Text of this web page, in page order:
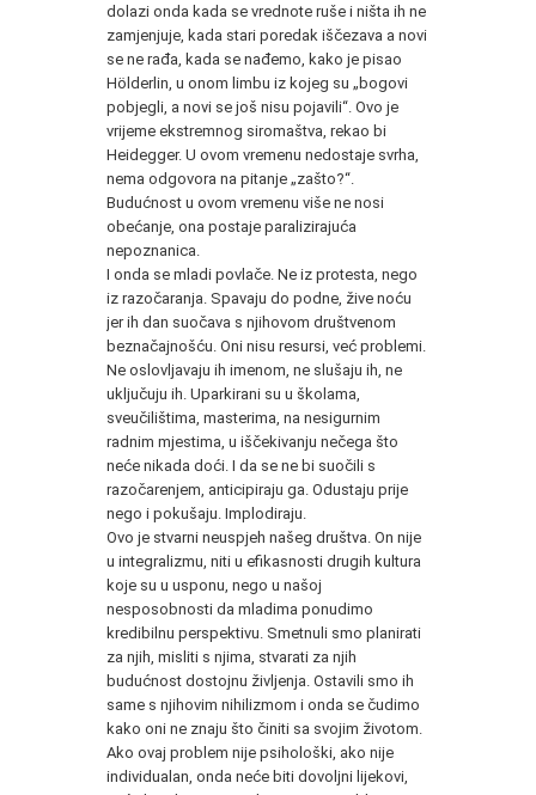
dolazi onda kada se vrednote ruše i ništa ih ne
zamjenjuje, kada stari poredak iščezava a novi
se ne rađa, kada se nađemo, kako je pisao
Hölderlin, u onom limbu iz kojeg su „bogovi
pobjegli, a novi se još nisu pojavili“. Ovo je
vrijeme ekstremnog siromaštva, rekao bi
Heidegger. U ovom vremenu nedostaje svrha,
nema odgovora na pitanje „zašto?“.
Budućnost u ovom vremenu više ne nosi
obećanje, ona postaje paralizirajuća
nepoznanica.
I onda se mladi povlače. Ne iz protesta, nego
iz razočaranja. Spavaju do podne, žive noću
jer ih dan suočava s njihovom društvenom
beznačajnošću. Oni nisu resursi, već problemi.
Ne oslovljavaju ih imenom, ne slušaju ih, ne
uključuju ih. Uparkirani su u školama,
sveučilištima, masterima, na nesigurnim
radnim mjestima, u iščekivanju nečega što
neće nikada doći. I da se ne bi suočili s
razočarenjem, anticipiraju ga. Odustaju prije
nego i pokušaju. Implodiraju.
Ovo je stvarni neuspjeh našeg društva. On nije
u integralizmu, niti u efikasnosti drugih kultura
koje su u usponu, nego u našoj
nesposobnosti da mladima ponudimo
kredibilnu perspektivu. Smetnuli smo planirati
za njih, misliti s njima, stvarati za njih
budućnost dostojnu življenja. Ostavili smo ih
same s njihovim nihilizmom i onda se čudimo
kako oni ne znaju što činiti sa svojim životom.
Ako ovaj problem nije psihološki, ako nije
individualan, onda neće biti dovoljni lijekovi,